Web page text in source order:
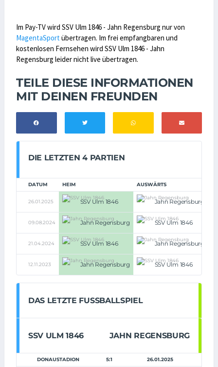
Im Pay-TV wird SSV Ulm 1846 - Jahn Regensburg nur von
MagentaSportübertragen. Im frei empfangbaren und
kostenlosen Fernsehen wird SSV Ulm 1846 - Jahn
Regensburg leider nicht live übertragen.
TEILE DIESE INFORMATIONEN
MIT DEINEN FREUNDEN
DIE LETZTEN 4 PARTIEN
DATUM HEIM AUSWÄRTS
26.01.2025 SSV Ulm 1846 Jahn Regensburg
09.08.2024 Jahn Regensburg SSV Ulm 1846
21.04.2024 SSV Ulm 1846 Jahn Regensburg
12.11.2023 Jahn Regensburg SSV Ulm 1846
DAS LETZTE FUSSBALLSPIEL
SSV ULM 1846 JAHN REGENSBURG
DONAUSTADION 5:1 26.01.2025